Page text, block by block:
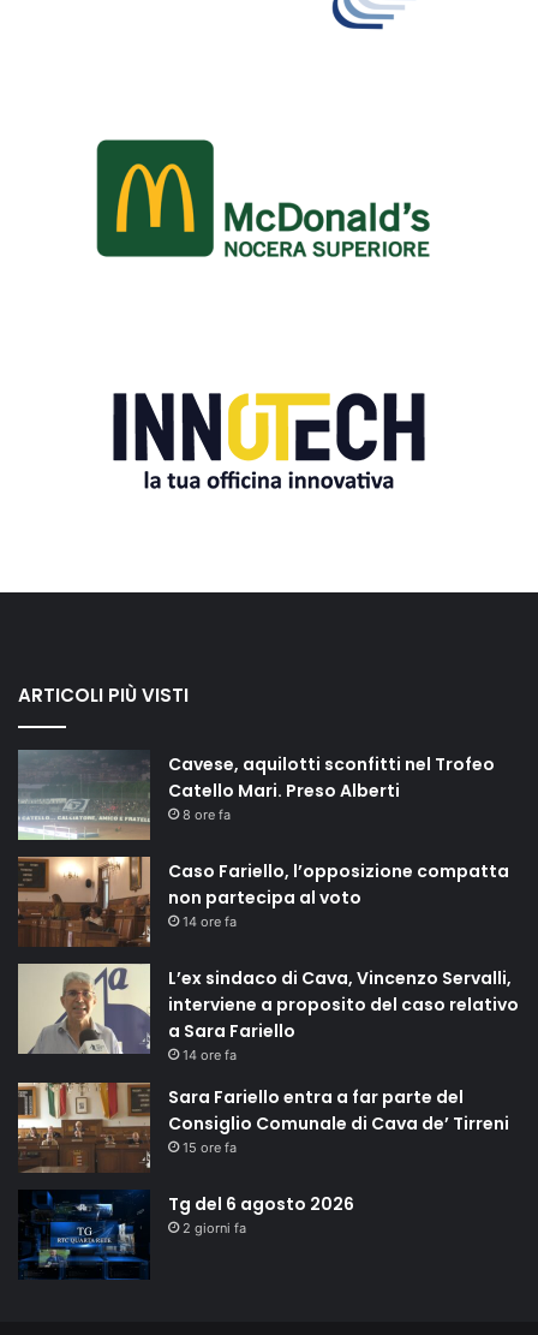
ARTICOLI PIÙ VISTI
Cavese, aquilotti sconfitti nel Trofeo
Catello Mari. Preso Alberti
8 ore fa
Caso Fariello, l’opposizione compatta
non partecipa al voto
14 ore fa
L’ex sindaco di Cava, Vincenzo Servalli,
interviene a proposito del caso relativo
a Sara Fariello
14 ore fa
Sara Fariello entra a far parte del
Consiglio Comunale di Cava de’ Tirreni
15 ore fa
Tg del 6 agosto 2026
2 giorni fa